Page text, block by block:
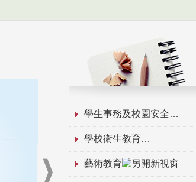
學生事務及校園安全
學校衛生教育
藝術教育